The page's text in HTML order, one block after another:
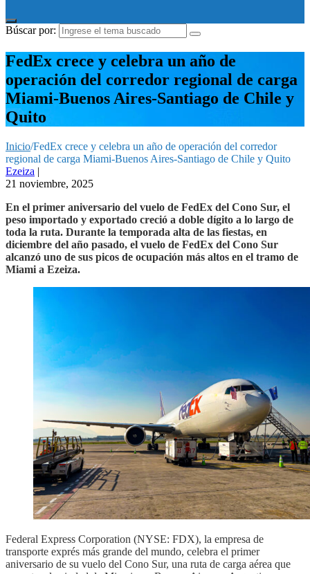
Búscar por:
FedEx crece y celebra un año de
operación del corredor regional de carga
Miami-Buenos Aires-Santiago de Chile y
Quito
Inicio/FedEx crece y celebra un año de operación del corredor
regional de carga Miami-Buenos Aires-Santiago de Chile y Quito
Ezeiza |
21 noviembre, 2025
En el primer aniversario del vuelo de FedEx del Cono Sur, el
peso importado y exportado creció a doble dígito a lo largo de
toda la ruta. Durante la temporada alta de las fiestas, en
diciembre del año pasado, el vuelo de FedEx del Cono Sur
alcanzó uno de sus picos de ocupación más altos en el tramo de
Miami a Ezeiza.
Federal Express Corporation (NYSE: FDX), la empresa de
transporte exprés más grande del mundo, celebra el primer
aniversario de su vuelo del Cono Sur, una ruta de carga aérea que